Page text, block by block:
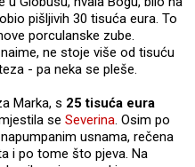
pišljivih 30 tisuća eura. To
porculanske zube.
ne stoje više od tisuću
- pa neka se pleše.
Marka, s 25 tisuća eura
se Severina. Osim po
usnama, rečena
i po tome što pjeva. Na